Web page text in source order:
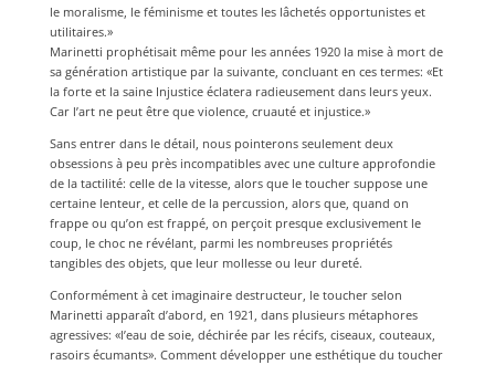
le moralisme, le féminisme et toutes les lâchetés opportunistes et
utilitaires.»
Marinetti prophétisait même pour les années 1920 la mise à mort de
sa génération artistique par la suivante, concluant en ces termes: «Et
la forte et la saine Injustice éclatera radieusement dans leurs yeux.
Car l’art ne peut être que violence, cruauté et injustice.»
Sans entrer dans le détail, nous pointerons seulement deux
obsessions à peu près incompatibles avec une culture approfondie
de la tactilité: celle de la vitesse, alors que le toucher suppose une
certaine lenteur, et celle de la percussion, alors que, quand on
frappe ou qu’on est frappé, on perçoit presque exclusivement le
coup, le choc ne révélant, parmi les nombreuses propriétés
tangibles des objets, que leur mollesse ou leur dureté.
Conformément à cet imaginaire destructeur, le toucher selon
Marinetti apparaît d’abord, en 1921, dans plusieurs métaphores
agressives: «l’eau de soie, déchirée par les récifs, ciseaux, couteaux,
rasoirs écumants». Comment développer une esthétique du toucher